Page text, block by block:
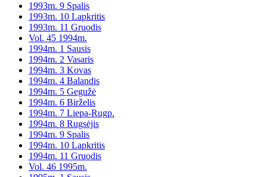
1993m. 9 Spalis
1993m. 10 Lapkritis
1993m. 11 Gruodis
Vol. 45 1994m.
1994m. 1 Sausis
1994m. 2 Vasaris
1994m. 3 Kovas
1994m. 4 Balandis
1994m. 5 Gegužė
1994m. 6 Birželis
1994m. 7 Liepa-Rugp.
1994m. 8 Rugsėjis
1994m. 9 Spalis
1994m. 10 Lapkritis
1994m. 11 Gruodis
Vol. 46 1995m.